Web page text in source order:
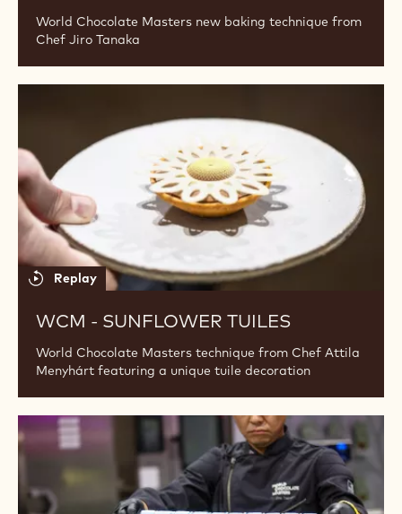
Replay
WCM- SUGAR PASTE TARTLETS
World Chocolate Masters new baking technique from
Chef Jiro Tanaka
Sugar
paste
Replay
WCM
Sunflower